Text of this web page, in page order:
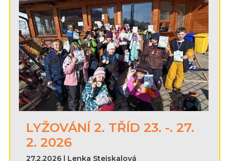
LYŽOVÁNÍ 2. TŘÍD 23. -. 27.
2. 2026
27.2.2026 | Lenka Stejskalová